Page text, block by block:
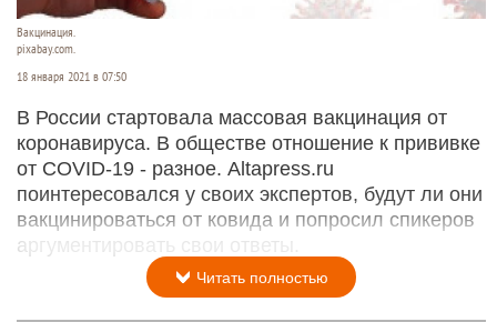
Вакцинация.
pixabay.com.
18 января 2021 в 07:50
В России стартовала массовая вакцинация от
коронавируса. В обществе отношение к прививке
от COVID-19 - разное. Altapress.ru
поинтересовался у своих экспертов, будут ли они
вакцинироваться от ковида и попросил спикеров
аргументировать свои ответы.
Читать полностью